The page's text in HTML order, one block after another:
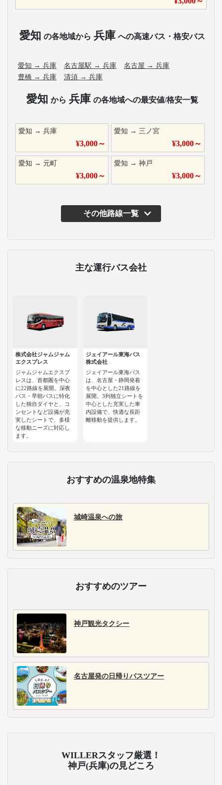
愛知 の各地域から 兵庫 への高速バス・格安バス
愛知 → 兵庫 名古屋駅 → 兵庫 名古屋 → 兵庫
豊橋 → 兵庫 清須 → 兵庫
愛知 から 兵庫 の各地域への最安値/格安一覧
愛知 → 兵庫
¥3,000～
愛知 →三ノ宮
¥3,000～
愛知 → 元町
¥3,000～
愛知 →神戸
¥3,000～
その他路線一覧
主な運行バス会社
株式会社ジャムジャム
エクスプレス
ジャムジャムエクスプ
レスは、首都圏を中心
に22路線を展開。深夜
バス・早朝バスに特化
した独自ダイヤと、コ
ンセントなど設備が充
実したシートで、多様
な移動ニーズに対応し
ます。
ジェイアール東海バス
株式会社
ジェイアール東海バス
は、名古屋・静岡発着
を中心とした21路線を
展開。3列独立シートを
中心とした充実した車
内設備で、快適な長距
離移動を提供します。
おすすめの温泉地特集
城崎温泉への旅
おすすめのツアー
神戸観光タクシー
名古屋発の日帰りバスツアー
WILLERスタッフ厳選！
神戸(兵庫)の見どころ